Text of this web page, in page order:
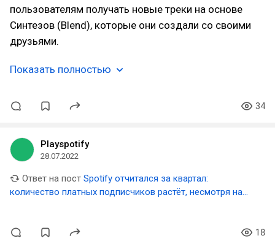
пользователям получать новые треки на основе
Синтезов (Blend), которые они создали со своими
друзьями.
Показать полностью
34
Playspotify
28.07.2022
Ответ на пост Spotify отчитался за квартал:
количество платных подписчиков растёт, несмотря на
18